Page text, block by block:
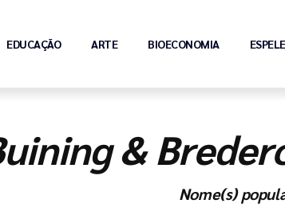
EDUCAÇÃO ARTE BIOECONOMIA
&
Nome(s)